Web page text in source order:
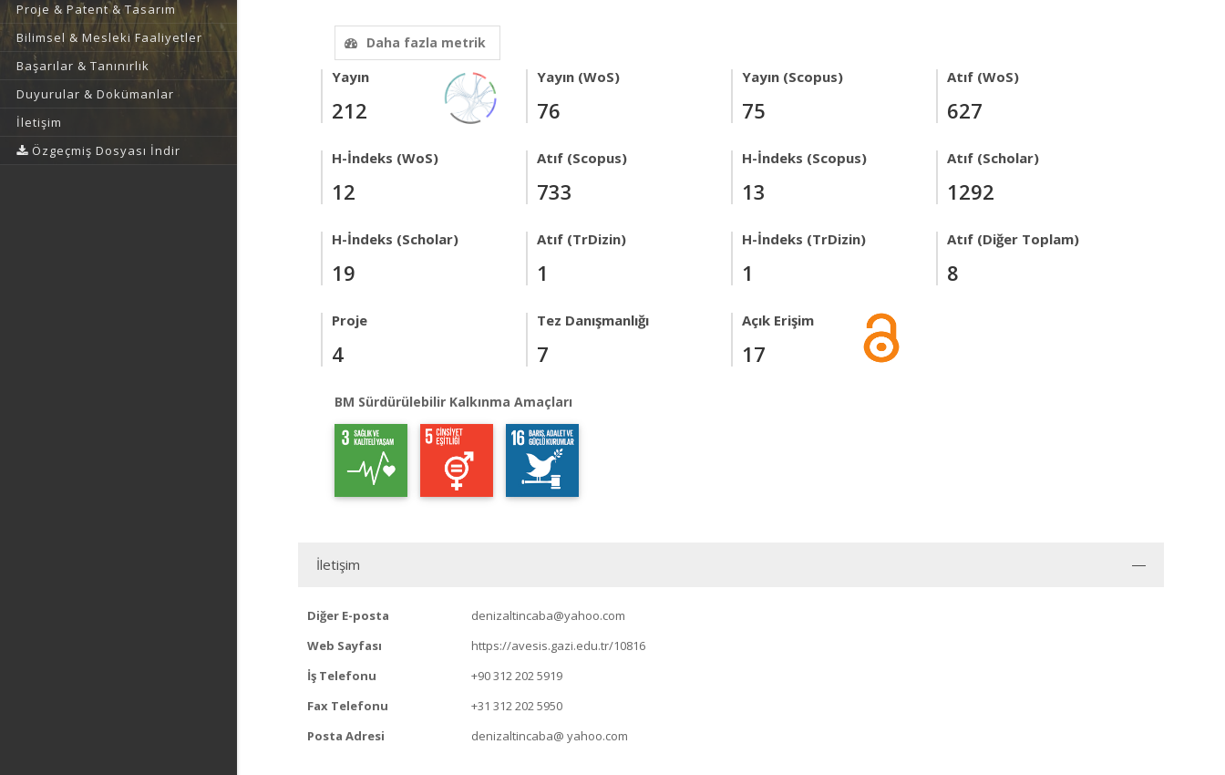
Proje & Patent & Tasarım
Bilimsel & Mesleki Faaliyetler
Başarılar & Tanınırlık
Duyurular & Dokümanlar
İletişim
Özgeçmiş Dosyası İndir
Daha fazla metrik
Yayın
212
Yayın (WoS)
76
Yayın (Scopus)
75
Atıf (WoS)
627
H-İndeks (WoS)
12
Atıf (Scopus)
733
H-İndeks (Scopus)
13
Atıf (Scholar)
1292
H-İndeks (Scholar)
19
Atıf (TrDizin)
1
H-İndeks (TrDizin)
1
Atıf (Diğer Toplam)
8
Proje
4
Tez Danışmanlığı
7
Açık Erişim
17
BM Sürdürülebilir Kalkınma Amaçları
İletişim
Diğer E-posta
denizaltincaba@yahoo.com
Web Sayfası
https://avesis.gazi.edu.tr/10816
İş Telefonu
+90 312 202 5919
Fax Telefonu
+31 312 202 5950
Posta Adresi
denizaltincaba@ yahoo.com